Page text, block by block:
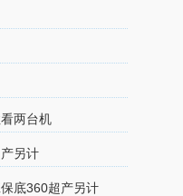
两台机
另计
底360超产另计